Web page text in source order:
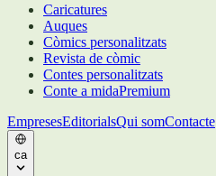
Caricatures
Auques
Còmics personalitzats
Revista de còmic
Contes personalitzats
Conte a midaPremium
EmpresesEditorialsQui somContacte
ca